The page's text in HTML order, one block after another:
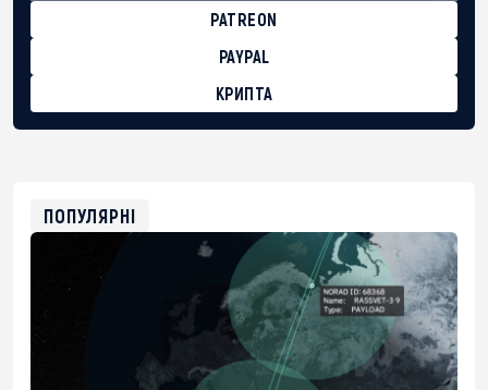
PATREON
PAYPAL
КРИПТА
0xfD02863D3289416fcF50975c9DFda13623f97758
ПОПУЛЯРНІ